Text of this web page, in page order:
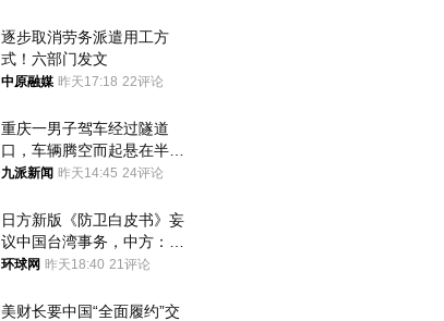
逐步取消劳务派遣用工方
式！六部门发文
中原融媒 昨天17:18 22评论
重庆一男子驾车经过隧道
口，车辆腾空而起悬在半
空，消防： 2人已送医，正
九派新闻 昨天14:45 24评论
日方新版《防卫白皮书》妄
议中国台湾事务，中方：强
烈不满、坚决反对，已向日
环球网 昨天18:40 21评论
美财长要中国“全面履约”交